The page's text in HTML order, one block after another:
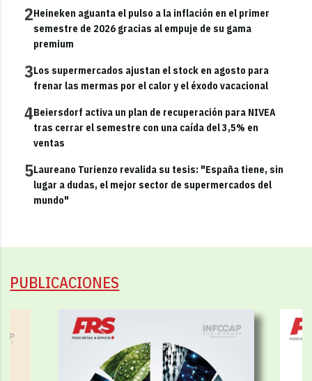
2Heineken aguanta el pulso a la inflación en el primer
semestre de 2026 gracias al empuje de su gama
premium
3Los supermercados ajustan el stock en agosto para
frenar las mermas por el calor y el éxodo vacacional
4Beiersdorf activa un plan de recuperación para NIVEA
tras cerrar el semestre con una caída del 3,5% en
ventas
5Laureano Turienzo revalida su tesis: "España tiene, sin
lugar a dudas, el mejor sector de supermercados del
mundo"
PUBLICACIONES